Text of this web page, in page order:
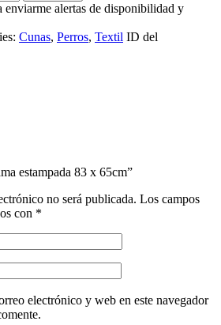
enviarme alertas de disponibilidad y
Cunas, Perros, Textil ID del
estampada 83 x 65cm”
no será publicada. Los campos
con *
electrónico y web en este navegador